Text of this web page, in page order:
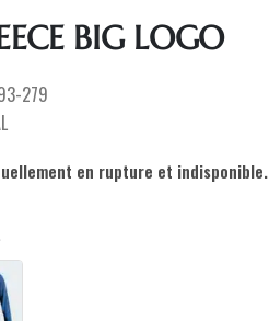
BIG LOGO
279
en rupture et indisponible.